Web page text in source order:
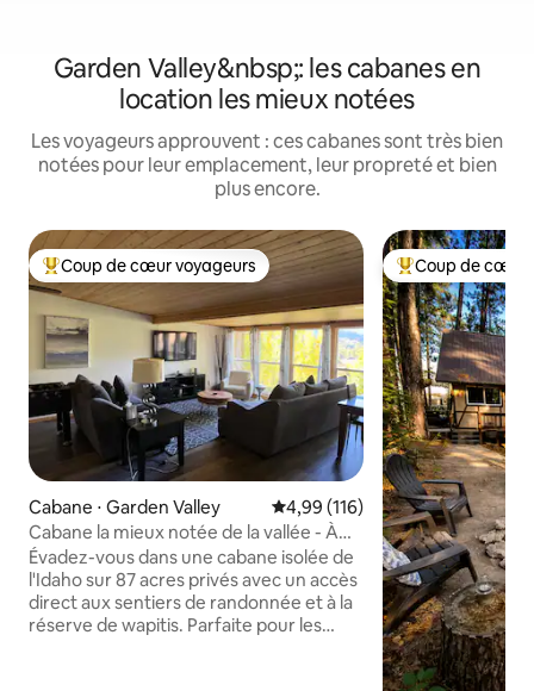
Garden Valley&nbsp;: les cabanes en
location les mieux notées
Les voyageurs approuvent : ces cabanes sont très bien
notées pour leur emplacement, leur propreté et bien
plus encore.
Coups de cœur voyageurs les plus appréciés
Coup de cœur voyageurs
Cabane ⋅ Garden Valley Évaluation moyenne sur la
4,99 (116)
Cabane la mieux notée de la vallée - À
pied de la ville
Évadez-vous dans une cabane isolée de
l'Idaho sur 87 acres privés avec un accès
direct aux sentiers de randonnée et à la
réserve de wapitis. Parfaite pour les
Coups de cœur
Coup de cœur